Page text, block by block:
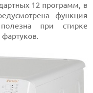
12 программ, в
функция
при стирке